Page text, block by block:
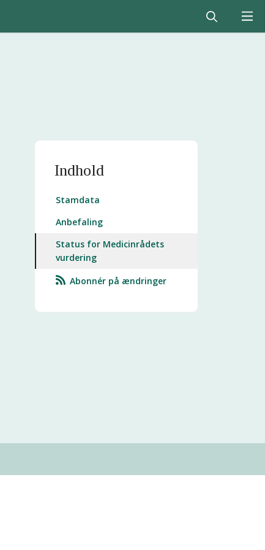
Indhold
Stamdata
Anbefaling
Status for Medicinrådets
vurdering
Abonnér på ændringer